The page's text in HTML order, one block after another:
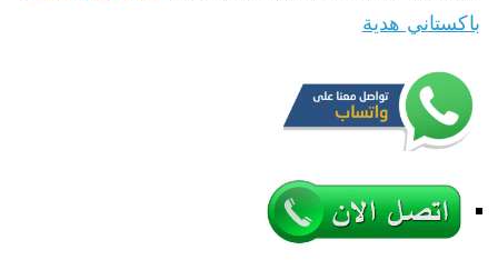
باكستاني هدية